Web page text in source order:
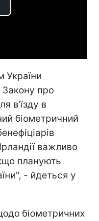
України
Закону про
в’їзду в
біометричний
важливо
планують
- йдеться у
біометричних